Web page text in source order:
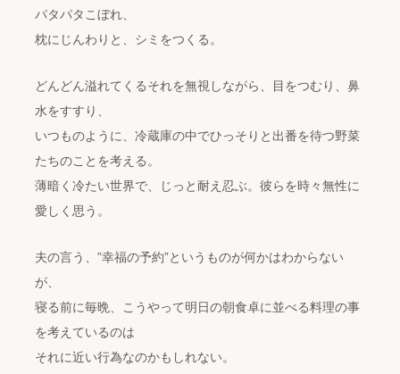
パタパタこぼれ、
枕にじんわりと、シミをつくる。
どんどん溢れてくるそれを無視しながら、目をつむり、鼻
水をすすり、
いつものように、冷蔵庫の中でひっそりと出番を待つ野菜
たちのことを考える。
薄暗く冷たい世界で、じっと耐え忍ぶ。彼らを時々無性に
愛しく思う。
夫の言う、”幸福の予約”というものが何かはわからない
が、
寝る前に毎晩、こうやって明日の朝食卓に並べる料理の事
を考えているのは
それに近い行為なのかもしれない。